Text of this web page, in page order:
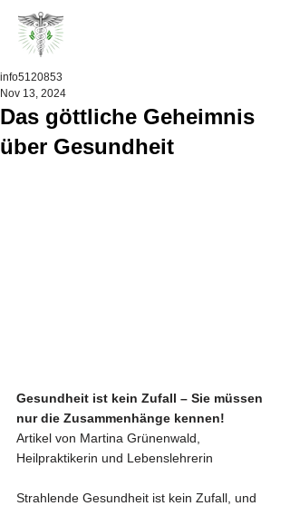
Das göttliche Geheimnis
über Gesundheit
info5120853
Nov 13, 2024
Gesundheit ist kein Zufall – Sie müssen
nur die Zusammenhänge kennen!
Artikel von Martina Grünenwald,
Heilpraktikerin und Lebenslehrerin
Strahlende Gesundheit ist kein Zufall, und